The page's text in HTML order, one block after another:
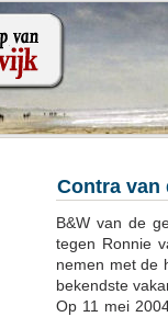
Contra van
B&W van de
tegen Ronnie
nemen met de
bekendste
Op 11 mei